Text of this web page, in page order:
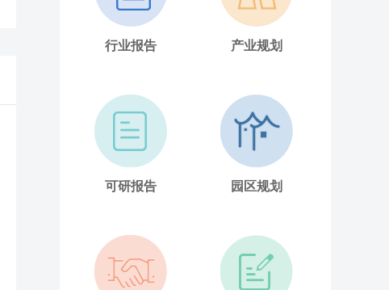
行业报告 产业规划
可研报告 园区规划